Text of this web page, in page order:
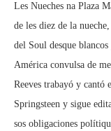
Les Nueches na Plaza
de les diez de la
del Soul desque
América convulsa de
Reeves trabayó y cantó
Springsteen y sigue
sos obligaciones